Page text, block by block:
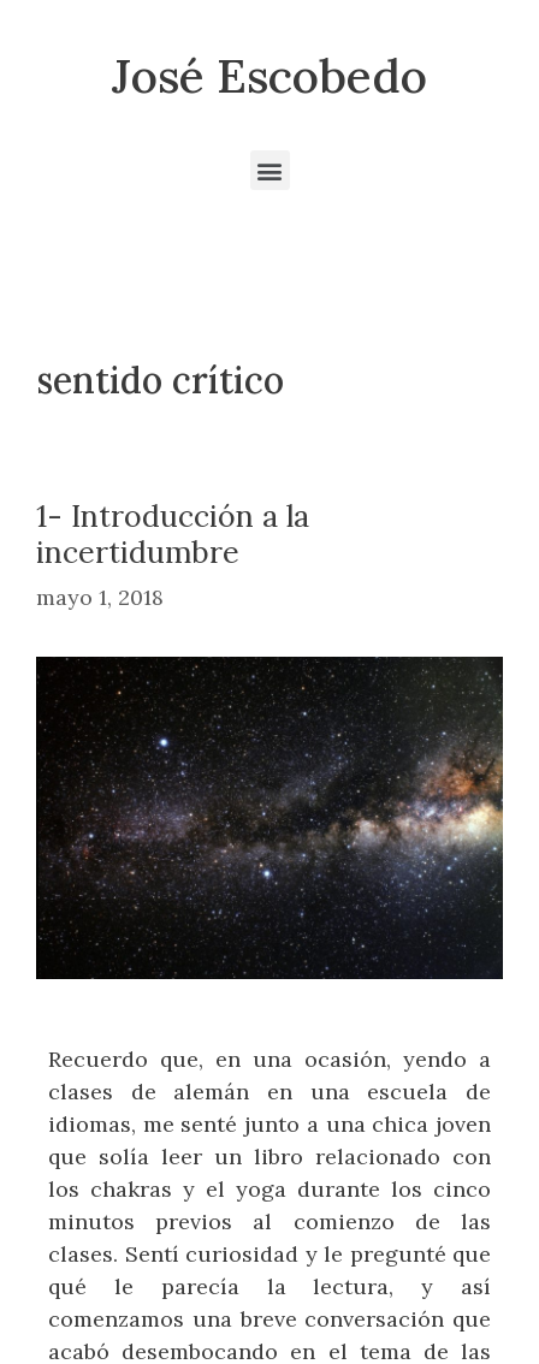
José Escobedo
sentido crítico
1- Introducción a la
incertidumbre
mayo 1, 2018
Recuerdo que, en una ocasión, yendo a
clases de alemán en una escuela de
idiomas, me senté junto a una chica joven
que solía leer un libro relacionado con
los chakras y el yoga durante los cinco
minutos previos al comienzo de las
clases. Sentí curiosidad y le pregunté que
qué le parecía la lectura, y así
comenzamos una breve conversación que
acabó desembocando en el tema de las